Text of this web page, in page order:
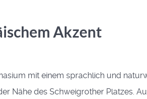
Akzent
mit einem sprachlich und
Nähe des Schweigrother Platzes.